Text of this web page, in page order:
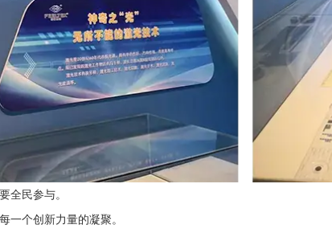
全民参与。
一个创新力量的凝聚。